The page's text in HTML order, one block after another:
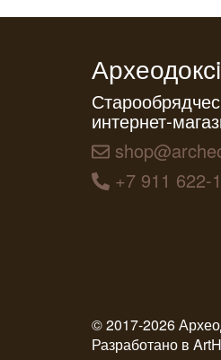
интернет-
+7 911 622-
© 2017-2026
Разработано в